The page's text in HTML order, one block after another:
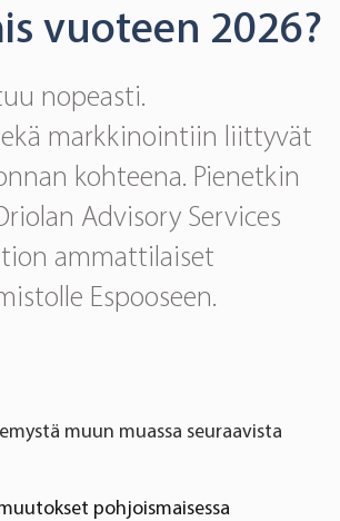
vuoteen 2026?
nopeasti.
markkinointiin liittyvät
kohteena. Pienetkin
Advisory Services
ammattilaiset
Espooseen.
muun muassa seuraavista
pohjoismaisessa